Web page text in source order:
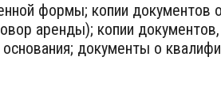
формы; копии документов
аренды); копии документов,
документы о